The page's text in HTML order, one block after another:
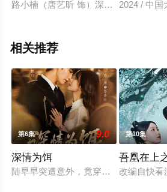
路小楠（唐艺昕 饰）深知婚姻的凶险
2024 / 中国
相关推荐
第6集 9.0
深情为饵
陆早早突遭意外，竟穿越成民国少夫
第10集
吾凰在上
改编自快看